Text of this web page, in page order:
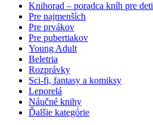
Knihorad – poradca kníh pre deti
Pre najmenších
Pre prvákov
Pre pubertiakov
Young Adult
Beletria
Rozprávky
Sci-fi, fantasy a komiksy
Leporelá
Náučné knihy
Ďalšie kategórie